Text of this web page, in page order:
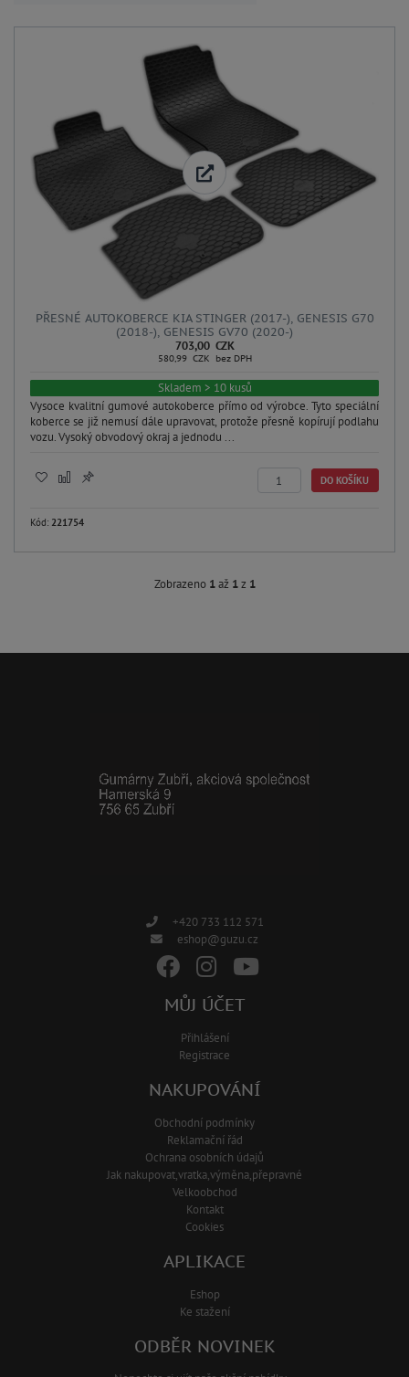
PŘESNÉ AUTOKOBERCE KIA STINGER (2017-), GENESIS G70
(2018-), GENESIS GV70 (2020-)
703,00 CZK
580,99 CZK bez DPH
Skladem > 10 kusů
Vysoce kvalitní gumové autokoberce přímo od výrobce. Tyto speciální
koberce se již nemusí dále upravovat, protože přesně kopírují podlahu
vozu. Vysoký obvodový okraj a jednodu ...
DO KOŠÍKU
Kód: 221754
Zobrazeno 1až 1z 1
+420 733 112 571
eshop@guzu.cz
MŮJ ÚČET
Přihlášení
Registrace
NAKUPOVÁNÍ
Obchodní podmínky
Reklamační řád
Ochrana osobních údajů
Jak nakupovat,vratka,výměna,přepravné
Velkoobchod
Kontakt
Cookies
APLIKACE
Eshop
Ke stažení
ODBĚR NOVINEK